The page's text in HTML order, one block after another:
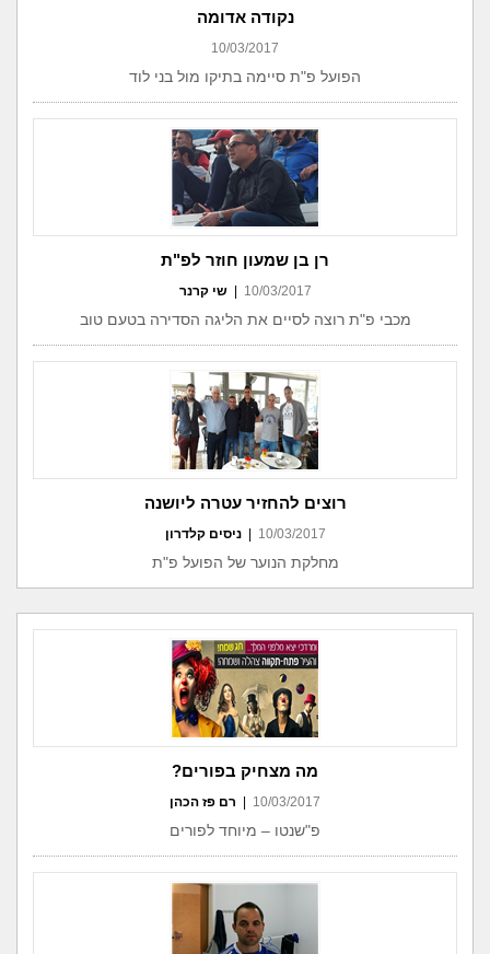
נקודה אדומה
10/03/2017
הפועל פ"ת סיימה בתיקו מול בני לוד
רן בן שמעון חוזר לפ"ת
10/03/2017 שי קרנר
מכבי פ"ת רוצה לסיים את הליגה הסדירה בטעם טוב
רוצים להחזיר עטרה ליושנה
10/03/2017 ניסים קלדרון
מחלקת הנוער של הפועל פ"ת
מה מצחיק בפורים?
10/03/2017 רם פז הכהן
פ"שנטו – מיוחד לפורים